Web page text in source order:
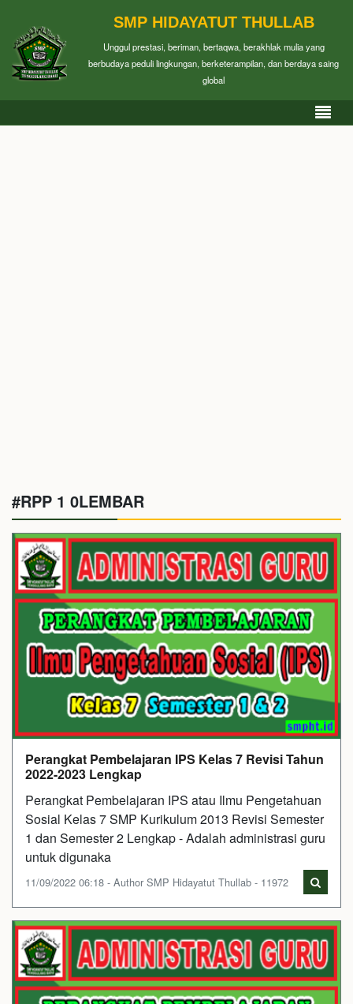
SMP HIDAYATUT THULLAB
Unggul prestasi, beriman, bertaqwa, berakhlak mulia yang
berbudaya peduli lingkungan, berketerampilan, dan berdaya saing
global
#RPP 1 0LEMBAR
Perangkat Pembelajaran IPS Kelas 7 Revisi Tahun
2022-2023 Lengkap
Perangkat Pembelajaran IPS atau Ilmu Pengetahuan
Sosial Kelas 7 SMP Kurikulum 2013 Revisi Semester
1 dan Semester 2 Lengkap - Adalah administrasi guru
untuk digunaka
11/09/2022 06:18 - Author SMP Hidayatut Thullab - 11972